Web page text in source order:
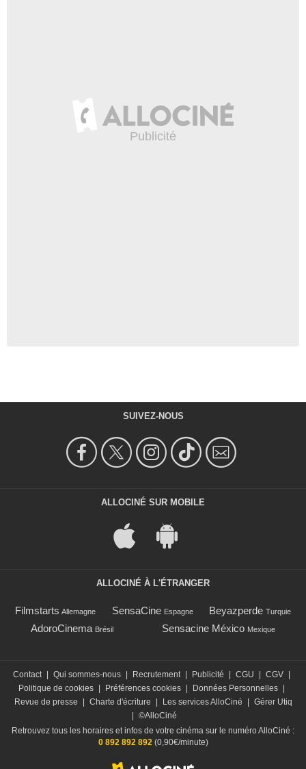
SUIVEZ-NOUS
ALLOCINÉ SUR MOBILE
ALLOCINÉ À L'ÉTRANGER
Filmstarts Allemagne SensaCine Espagne Beyazperde Turquie
AdoroCinema Brésil Sensacine México Mexique
Contact | Qui sommes-nous | Recrutement | Publicité | CGU | CGV |
Politique de cookies | Préférences cookies | Données Personnelles |
Revue de presse
| Charte d'écriture | Les services AlloCiné | Gérer Utiq
| ©AlloCiné
Retrouvez tous les horaires et infos de votre cinéma sur le numéro AlloCiné :
0 892 892 892 (0,90€/minute)